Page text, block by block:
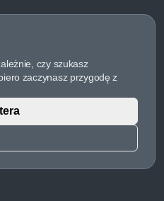
czy szukasz
zaczynasz przygodę z